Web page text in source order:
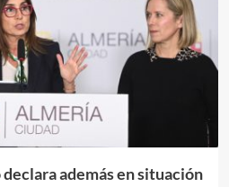
además en situación